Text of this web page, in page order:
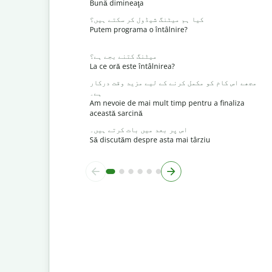
Bună dimineaţa
کیا ہم میٹنگ شیڈول کر سکتے ہیں؟
Putem programa o întâlnire?
میٹنگ کتنے بجے ہے؟
La ce oră este întâlnirea?
مجھے اس کام کو مکمل کرنے کے لیے مزید وقت درکار
ہے۔
Am nevoie de mai mult timp pentru a finaliza
această sarcină
اس پر بعد میں بات کرتے ہیں۔
Să discutăm despre asta mai târziu